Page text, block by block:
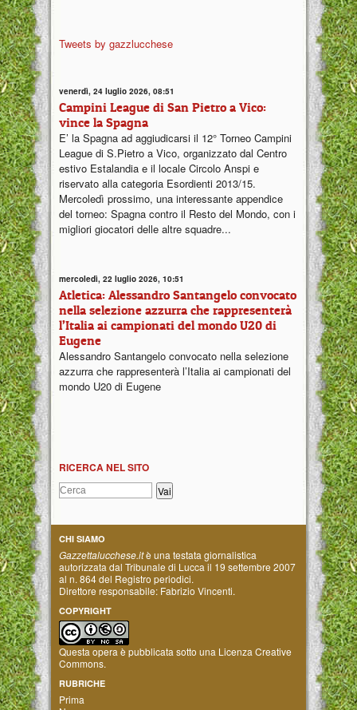
Tweets by gazzlucchese
venerdì, 24 luglio 2026, 08:51
Campini League di San Pietro a Vico:
vince la Spagna
E’ la Spagna ad aggiudicarsi il 12° Torneo Campini
League di S.Pietro a Vico, organizzato dal Centro
estivo Estalandia e il locale Circolo Anspi e
riservato alla categoria Esordienti 2013/15.
Mercoledì prossimo, una interessante appendice
del torneo: Spagna contro il Resto del Mondo, con i
migliori giocatori delle altre squadre...
mercoledì, 22 luglio 2026, 10:51
Atletica: Alessandro Santangelo convocato
nella selezione azzurra che rappresenterà
l’Italia ai campionati del mondo U20 di
Eugene
Alessandro Santangelo convocato nella selezione
azzurra che rappresenterà l’Italia ai campionati del
mondo U20 di Eugene
RICERCA NEL SITO
CHI SIAMO
Gazzettalucchese.itè una testata giornalistica
autorizzata dal Tribunale di Lucca il 19 settembre 2007
al n. 864 del Registro periodici.
Direttore responsabile: Fabrizio Vincenti.
COPYRIGHT
Questa opera è pubblicata sotto una Licenza Creative
Commons.
RUBRICHE
Prima